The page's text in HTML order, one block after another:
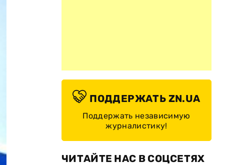
ПОДДЕРЖАТЬ ZN.UA
Поддержать независимую
журналистику!
ЧИТАЙТЕ НАС В СОЦСЕТЯХ